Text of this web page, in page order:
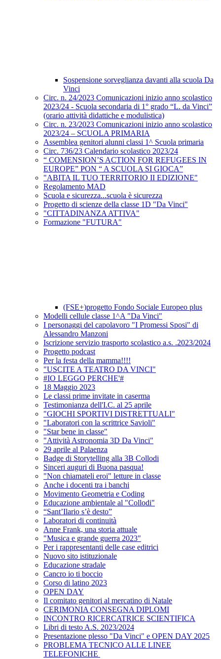
Sospensione sorveglianza davanti alla scuola Da
Vinci
Circ. n. 24/2023 Comunicazioni inizio anno scolastico
2023/24 - Scuola secondaria di 1° grado “L. da Vinci”
(orario attività didattiche e modulistica)
Circ. n. 23/2023 Comunicazioni inizio anno scolastico
2023/24 – SCUOLA PRIMARIA
Assemblea genitori alunni classi 1^ Scuola primaria
Circ. 736/23 Calendario scolastico 2023/24
“ COMENSION’S ACTION FOR REFUGEES IN
EUROPE” PON “ A SCUOLA SI GIOCA”
"ABITA IL TUO TERRITORIO II EDIZIONE"
Regolamento MAD
Scuola e sicurezza...scuola è sicurezza
Progetto di scienze della classe 1D "Da Vinci"
"CITTADINANZA ATTIVA"
Formazione "FUTURA"
(FSE+)progetto Fondo Sociale Europeo plus
Modelli cellule classe 1^A "Da Vinci"
I personaggi del capolavoro "I Promessi Sposi" di
Alessandro Manzoni
Iscrizione servizio trasporto scolastico a.s. .2023/2024
Progetto podcast
Per la festa della mamma!!!!
"USCITE A TEATRO DA VINCI"
#IO LEGGO PERCHE'#
18 Maggio 2023
Le classi prime invitate in caserma
Testimonianza dell'I.C. al 25 aprile
"GIOCHI SPORTIVI DISTRETTUALI"
"Laboratori con la scrittrice Savioli"
"Star bene in classe"
"Attività Astronomia 3D Da Vinci"
29 aprile al Palaenza
Badge di Storytelling alla 3B Collodi
Sinceri auguri di Buona pasqua!
"Non chiamateli eroi" letture in classe
Anche i docenti tra i banchi
Movimento Geometria e Coding
Educazione ambientale al "Collodi"
“Sant’Ilario s’è desto”
Laboratori di continuità
Anne Frank, una storia attuale
"Musica e grande guerra 2023"
Per i rappresentanti delle case editrici
Nuovo sito istituzionale
Educazione stradale
Cancro io ti boccio
Corso di latino 2023
OPEN DAY
Il comitato genitori al mercatino di Natale
CERIMONIA CONSEGNA DIPLOMI
INCONTRO RICERCATRICE SCIENTIFICA
Libri di testo A.S. 2023/2024
Presentazione plesso "Da Vinci" e OPEN DAY 2025
PROBLEMA TECNICO ALLE LINEE
TELEFONICHE